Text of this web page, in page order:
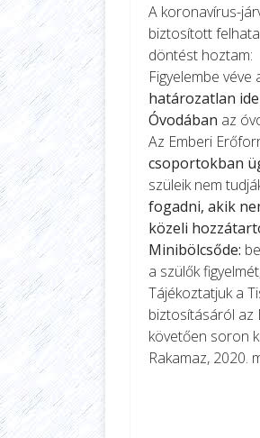
A koronavírus-
biztosított
döntést hoztam:
Figyelembe
határozatlan
Óvodában az
Az Emberi
csoportokban
szüleik nem
fogadni, akik
közeli
Minibölcsőde:
a szülők
Tájékoztatjuk a
biztosításáról az
követően soron
Rakamaz, 2020.